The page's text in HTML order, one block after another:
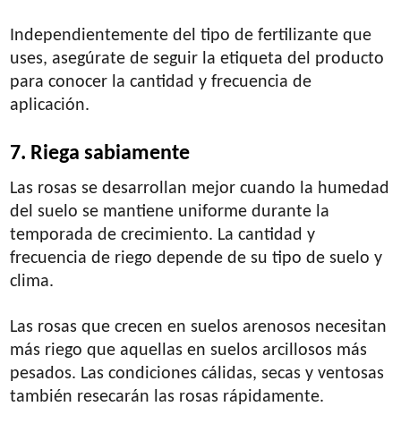
Independientemente del tipo de fertilizante que
uses, asegúrate de seguir la etiqueta del producto
para conocer la cantidad y frecuencia de
aplicación.
7. Riega sabiamente
Las rosas se desarrollan mejor cuando la humedad
del suelo se mantiene uniforme durante la
temporada de crecimiento. La cantidad y
frecuencia de riego depende de su tipo de suelo y
clima.
Las rosas que crecen en suelos arenosos necesitan
más riego que aquellas en suelos arcillosos más
pesados. Las condiciones cálidas, secas y ventosas
también resecarán las rosas rápidamente.